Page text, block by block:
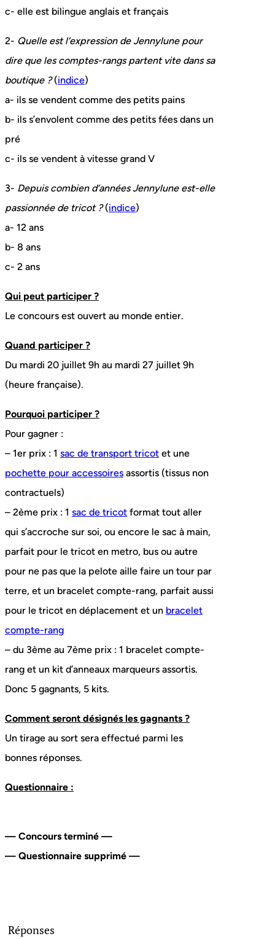
c- elle est bilingue anglais et français
2- Quelle est l’expression de Jennylune pour
dire que les comptes-rangs partent vite dans sa
boutique ?(indice)
a- ils se vendent comme des petits pains
b- ils s’envolent comme des petits fées dans un
pré
c- ils se vendent à vitesse grand V
3- Depuis combien d’années Jennylune est-elle
passionnée de tricot ?(indice)
a- 12 ans
b- 8 ans
c- 2 ans
Qui peut participer ?
Le concours est ouvert au monde entier.
Quand participer ?
Du mardi 20 juillet 9h au mardi 27 juillet 9h
(heure française).
Pourquoi participer ?
Pour gagner :
– 1er prix : 1 sac de transport tricot et une
pochette pour accessoires assortis (tissus non
contractuels)
– 2ème prix : 1 sac de tricot format tout aller
qui s’accroche sur soi, ou encore le sac à main,
parfait pour le tricot en metro, bus ou autre
pour ne pas que la pelote aille faire un tour par
terre, et un bracelet compte-rang, parfait aussi
pour le tricot en déplacement et un bracelet
compte-rang
– du 3ème au 7ème prix : 1 bracelet compte-
rang et un kit d’anneaux marqueurs assortis.
Donc 5 gagnants, 5 kits.
Comment seront désignés les gagnants ?
Un tirage au sort sera effectué parmi les
bonnes réponses.
Questionnaire :
— Concours terminé —
— Questionnaire supprimé —
Réponses